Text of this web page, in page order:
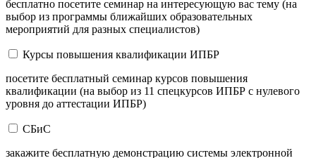
бесплатно посетите семинар на интересующую вас тему (на
выбор из программы ближайших образовательных
мероприятий для разных специалистов)
Курсы повышения квалификации ИПБР
посетите бесплатный семинар курсов повышения
квалификации (на выбор из 11 спецкурсов ИПБР с нулевого
уровня до аттестации ИПБР)
СБиС
закажите бесплатную демонстрацию системы электронной